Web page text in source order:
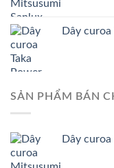
Dây
SẢN PHẨM BÁN
Dây